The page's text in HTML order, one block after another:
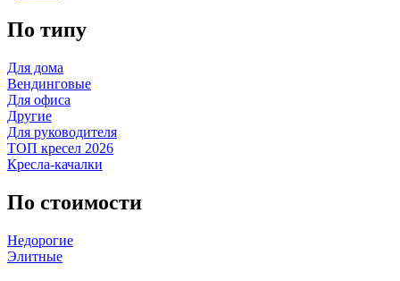
По типу
Для дома
Вендинговые
Для офиса
Другие
Для руководителя
ТОП кресел 2026
Кресла-качалки
По стоимости
Недорогие
Элитные